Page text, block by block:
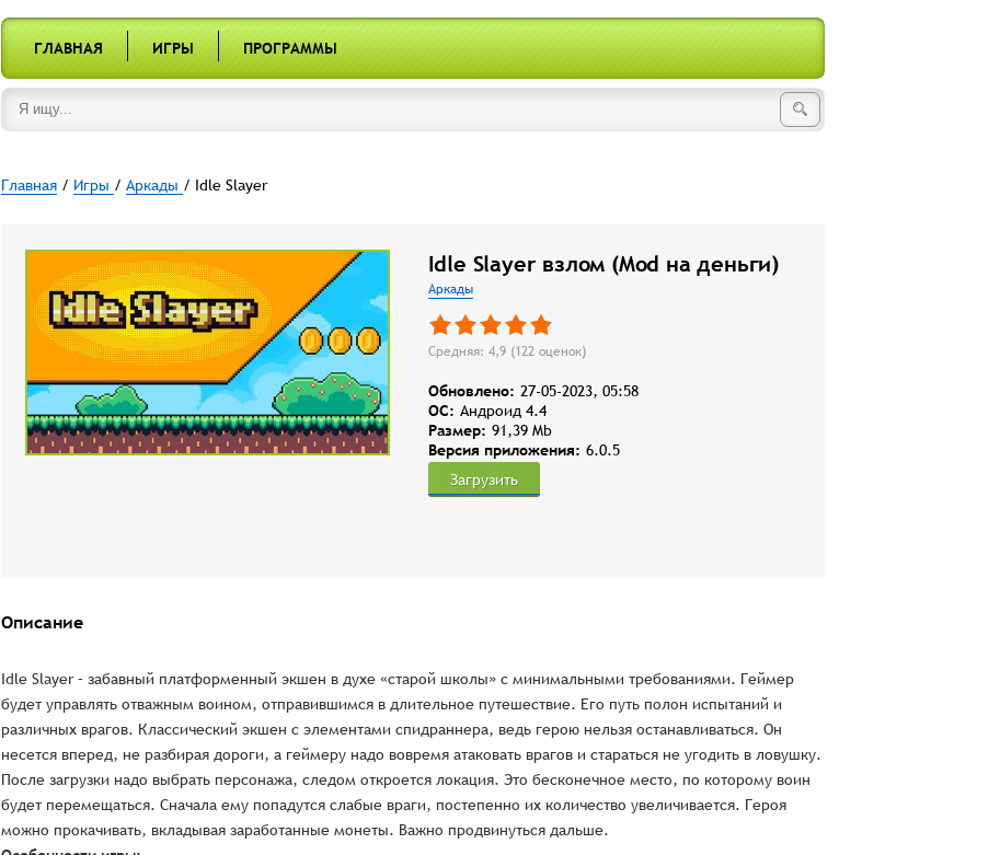
ГЛАВНАЯ ИГРЫ ПРОГРАММЫ
Главная/ Игры / Аркады / Idle Slayer
Idle Slayer взлом (Mod на деньги)
Аркады
Средняя: 4,9 (122оценок)
Обновлено: 27-05-2023, 05:58
OC: Андроид 4.4
Размер: 91,39 Mb
Версия приложения: 6.0.5
Загрузить
Описание
Idle Slayer – забавный платформенный экшен в духе «старой школы» с минимальными требованиями. Геймер
будет управлять отважным воином, отправившимся в длительное путешествие. Его путь полон испытаний и
различных врагов. Классический экшен с элементами спидраннера, ведь герою нельзя останавливаться. Он
несется вперед, не разбирая дороги, а геймеру надо вовремя атаковать врагов и стараться не угодить в ловушку.
После загрузки надо выбрать персонажа, следом откроется локация. Это бесконечное место, по которому воин
будет перемещаться. Сначала ему попадутся слабые враги, постепенно их количество увеличивается. Героя
можно прокачивать, вкладывая заработанные монеты. Важно продвинуться дальше.